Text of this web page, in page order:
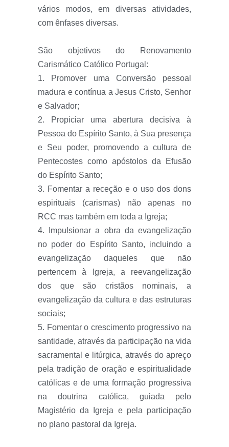
vários modos, em diversas atividades,
com ênfases diversas.
São objetivos do Renovamento
Carismático Católico Portugal:
1. Promover uma Conversão pessoal
madura e contínua a Jesus Cristo, Senhor
e Salvador;
2. Propiciar uma abertura decisiva à
Pessoa do Espírito Santo, à Sua presença
e Seu poder, promovendo a cultura de
Pentecostes como apóstolos da Efusão
do Espírito Santo;
3. Fomentar a receção e o uso dos dons
espirituais (carismas) não apenas no
RCC mas também em toda a Igreja;
4. Impulsionar a obra da evangelização
no poder do Espírito Santo, incluindo a
evangelização daqueles que não
pertencem à Igreja, a reevangelização
dos que são cristãos nominais, a
evangelização da cultura e das estruturas
sociais;
5. Fomentar o crescimento progressivo na
santidade, através da participação na vida
sacramental e litúrgica, através do apreço
pela tradição de oração e espiritualidade
católicas e de uma formação progressiva
na doutrina católica, guiada pelo
Magistério da Igreja e pela participação
no plano pastoral da Igreja.